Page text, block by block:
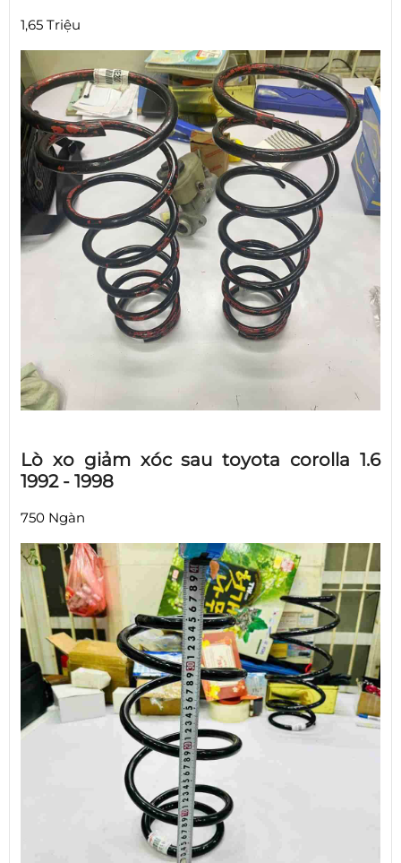
1,65 Triệu
Lò xo giảm xóc sau toyota corolla 1.6
1992 - 1998
750 Ngàn